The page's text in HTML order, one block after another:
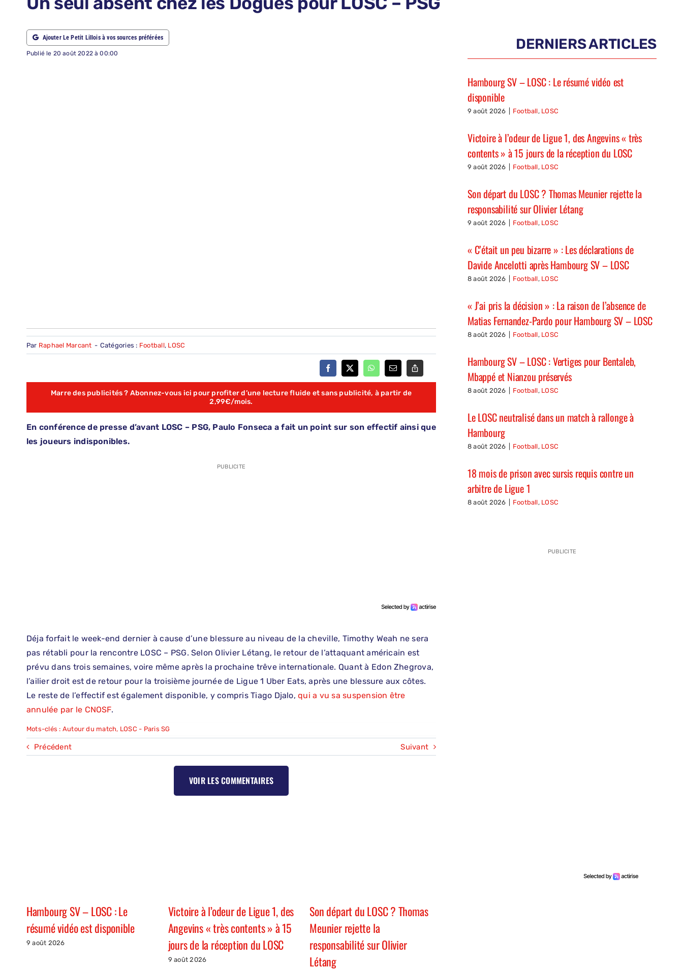
RECHERCHER:
Ajouter Le Petit Lillois à vos sources préférées
Publié le 20 août 2022 à 00:00
Par Raphael Marcant - Catégories : Football, LOSC
Marre des publicités ? Abonnez-vous ici pour profiter d’une lecture fluide et sans publicité, à partir de
2,99€/mois.
En conférence de presse d’avant LOSC – PSG, Paulo Fonseca a fait un point sur son effectif ainsi que
les joueurs indisponibles.
PUBLICITE
Déja forfait le week-end dernier à cause d’une blessure au niveau de la cheville, Timothy Weah ne sera
pas rétabli pour la rencontre LOSC – PSG. Selon Olivier Létang, le retour de l’attaquant américain est
prévu dans trois semaines, voire même après la prochaine trêve internationale. Quant à Edon Zhegrova,
l’ailier droit est de retour pour la troisième journée de Ligue 1 Uber Eats, après une blessure aux côtes.
Le reste de l’effectif est également disponible, y compris Tiago Djalo,qui a vu sa suspension être
annulée par le CNOSF.
Mots-clés : Autour du match, LOSC - Paris SG
Précédent Suivant
VOIR LES COMMENTAIRES
Hambourg SV – LOSC : Le
résumé vidéo est disponible
9 août 2026
Victoire à l’odeur de Ligue 1, des
Angevins « très contents » à 15
jours de la réception du LOSC
9 août 2026
Son départ du LOSC ? Thomas
Meunier rejette la
responsabilité sur Olivier
Létang
DERNIERS ARTICLES
Hambourg SV – LOSC : Le résumé vidéo est
disponible
9 août 2026 Football, LOSC
Victoire à l’odeur de Ligue 1, des Angevins « très
contents » à 15 jours de la réception du LOSC
9 août 2026 Football, LOSC
Son départ du LOSC ? Thomas Meunier rejette la
responsabilité sur Olivier Létang
9 août 2026 Football, LOSC
« C’était un peu bizarre » : Les déclarations de
Davide Ancelotti après Hambourg SV – LOSC
8 août 2026 Football, LOSC
« J’ai pris la décision » : La raison de l’absence de
Matias Fernandez-Pardo pour Hambourg SV – LOSC
8 août 2026 Football, LOSC
Hambourg SV – LOSC : Vertiges pour Bentaleb,
Mbappé et Nianzou préservés
8 août 2026 Football, LOSC
Le LOSC neutralisé dans un match à rallonge à
Hambourg
8 août 2026 Football, LOSC
18 mois de prison avec sursis requis contre un
arbitre de Ligue 1
8 août 2026 Football, LOSC
PUBLICITE